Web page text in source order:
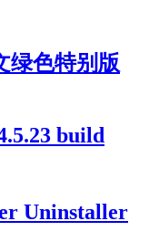
绿色特别版
build
Uninstaller